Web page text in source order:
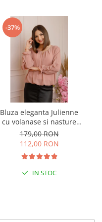
-37%
Bluza eleganta Julienne
cu volanase si nasture
stilizat - Roz pudrat
179,00 RON
112,00 RON
IN STOC